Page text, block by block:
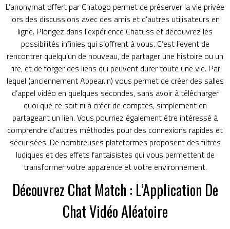
L’anonymat offert par Chatogo permet de préserver la vie privée
lors des discussions avec des amis et d’autres utilisateurs en
ligne. Plongez dans l’expérience Chatuss et découvrez les
possibilités infinies qui s’offrent à vous. C’est l’event de
rencontrer quelqu’un de nouveau, de partager une histoire ou un
rire, et de forger des liens qui peuvent durer toute une vie. Par
lequel (anciennement Appear.in) vous permet de créer des salles
d’appel vidéo en quelques secondes, sans avoir à télécharger
quoi que ce soit ni à créer de comptes, simplement en
partageant un lien. Vous pourriez également être intéressé à
comprendre d’autres méthodes pour des connexions rapides et
sécurisées. De nombreuses plateformes proposent des filtres
ludiques et des effets fantaisistes qui vous permettent de
transformer votre apparence et votre environnement.
Découvrez Chat Match : L’Application De
Chat Vidéo Aléatoire